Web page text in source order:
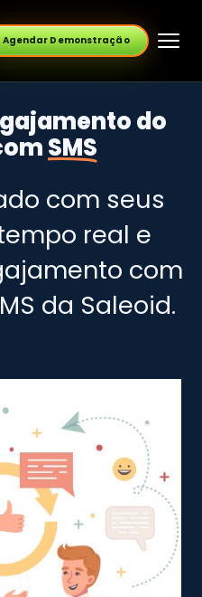
Agendar Demonstração
do
SMS
com seus
real e
com
da Saleoid.